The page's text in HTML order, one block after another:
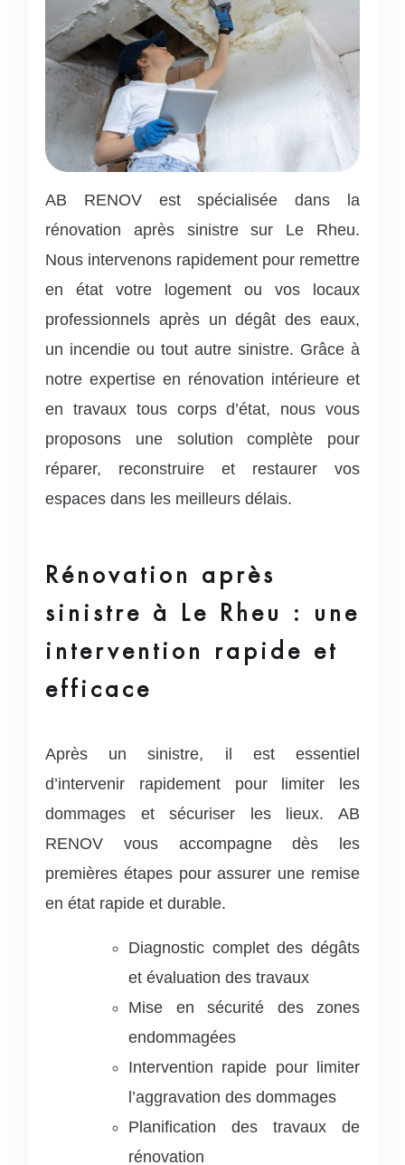
AB RENOV est spécialisée dans la
rénovation après sinistre sur Le Rheu.
Nous intervenons rapidement pour remettre
en état votre logement ou vos locaux
professionnels après un dégât des eaux,
un incendie ou tout autre sinistre. Grâce à
notre expertise en rénovation intérieure et
en travaux tous corps d’état, nous vous
proposons une solution complète pour
réparer, reconstruire et restaurer vos
espaces dans les meilleurs délais.
Rénovation après
sinistre à Le Rheu : une
intervention rapide et
efficace
Après un sinistre, il est essentiel
d’intervenir rapidement pour limiter les
dommages et sécuriser les lieux. AB
RENOV vous accompagne dès les
premières étapes pour assurer une remise
en état rapide et durable.
Diagnostic complet des dégâts
et évaluation des travaux
Mise en sécurité des zones
endommagées
Intervention rapide pour limiter
l’aggravation des dommages
Planification des travaux de
rénovation